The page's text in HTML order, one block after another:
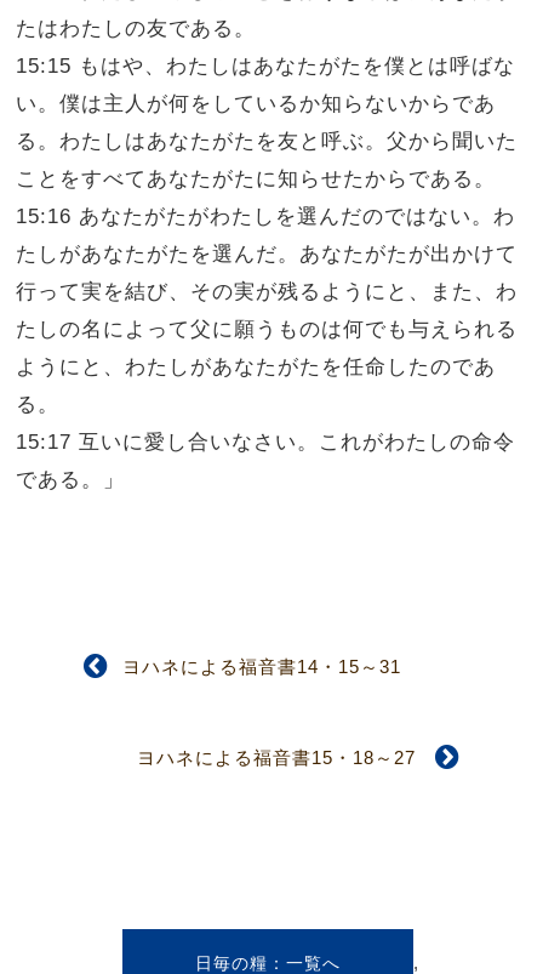
たはわたしの友である。
15:15 もはや、わたしはあなたがたを僕とは呼ばな
い。僕は主人が何をしているか知らないからであ
る。わたしはあなたがたを友と呼ぶ。父から聞いた
ことをすべてあなたがたに知らせたからである。
15:16 あなたがたがわたしを選んだのではない。わ
たしがあなたがたを選んだ。あなたがたが出かけて
行って実を結び、その実が残るようにと、また、わ
たしの名によって父に願うものは何でも与えられる
ようにと、わたしがあなたがたを任命したのであ
る。
15:17 互いに愛し合いなさい。これがわたしの命令
である。」
ヨハネによる福音書14・15～31
ヨハネによる福音書15・18～27
日毎の糧 ,